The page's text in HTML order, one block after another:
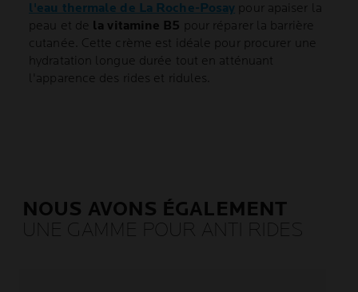
l'eau thermale de La Roche-Posay pour apaiser la
peau et de la vitamine B5 pour réparer la barrière
cutanée. Cette crème est idéale pour procurer une
hydratation longue durée tout en atténuant
l'apparence des rides et ridules.
NOUS AVONS ÉGALEMENT
UNE GAMME POUR ANTI RIDES